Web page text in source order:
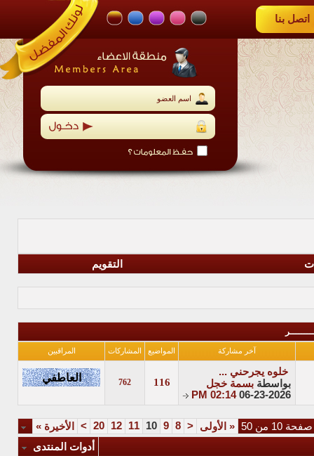
اتصل بنا
التقويم
آخر مشاركة المواضيع المشاركات المراقبين
خلوه يجرحني ...
بواسطة بسمة خجل
06-23-2026
02:14 PM
116
762
صفحة 10 من 50 « الأولى <
8
9
10
11
12
20
> الأخيرة »
أدوات المنتدى